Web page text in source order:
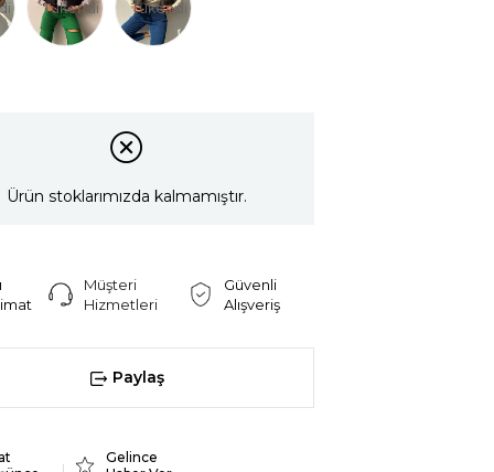
Tükendi Tükendi
Ürün stoklarımızda kalmamıştır.
Müşteri
Hizmetleri
Güvenli
Alışveriş
Paylaş
Gelince